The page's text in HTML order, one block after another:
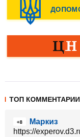
ТОП КОММЕНТАРИИ
+8
Маркиз
https://